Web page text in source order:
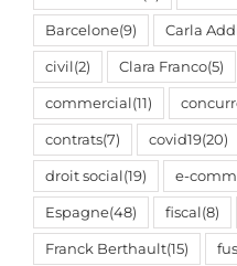
Barcelone(9) Carla
civil (2) Clara Franco(5)
commercial (11)
contrats(7) covid19(20)
droit social (19) e-
Espagne(48) fiscal (8)
Franck Berthault(15)